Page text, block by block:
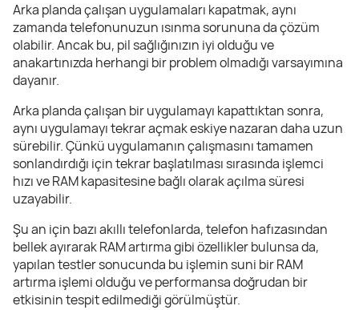
Arka planda çalışan uygulamaları kapatmak, aynı
zamanda telefonunuzun ısınma sorununa da çözüm
olabilir. Ancak bu, pil sağlığınızın iyi olduğu ve
anakartınızda herhangi bir problem olmadığı varsayımına
dayanır.
Arka planda çalışan bir uygulamayı kapattıktan sonra,
aynı uygulamayı tekrar açmak eskiye nazaran daha uzun
sürebilir. Çünkü uygulamanın çalışmasını tamamen
sonlandırdığı için tekrar başlatılması sırasında işlemci
hızı ve RAM kapasitesine bağlı olarak açılma süresi
uzayabilir.
Şu an için bazı akıllı telefonlarda, telefon hafızasından
bellek ayırarak RAM artırma gibi özellikler bulunsa da,
yapılan testler sonucunda bu işlemin suni bir RAM
artırma işlemi olduğu ve performansa doğrudan bir
etkisinin tespit edilmediği görülmüştür.